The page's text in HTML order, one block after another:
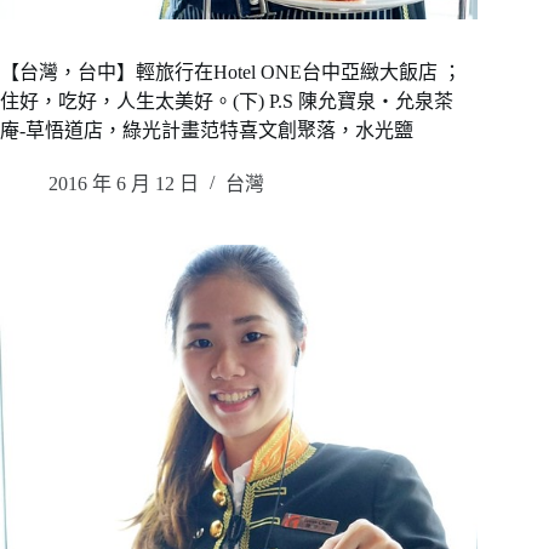
【台灣，台中】輕旅行在Hotel ONE台中亞緻大飯店 ；
住好，吃好，人生太美好。(下) P.S 陳允寶泉‧允泉茶
庵-草悟道店，綠光計畫范特喜文創聚落，水光鹽
2016 年 6 月 12 日 台灣